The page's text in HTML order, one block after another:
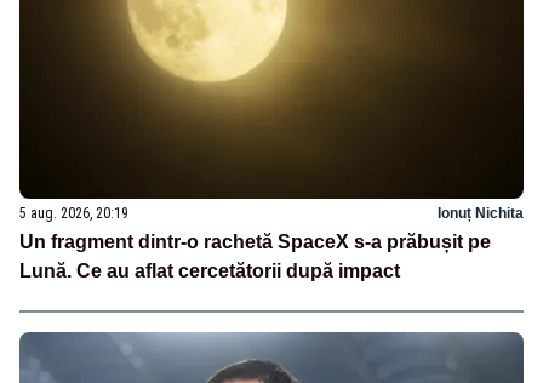
5 aug. 2026, 20:19 Ionuț Nichita
Un fragment dintr-o rachetă SpaceX s-a prăbușit pe
Lună. Ce au aflat cercetătorii după impact